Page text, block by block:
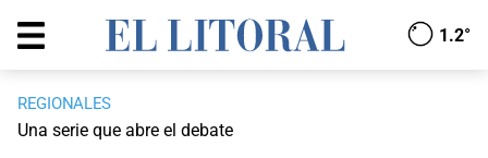
1.2°
REGIONALES
Una serie que abre el debate